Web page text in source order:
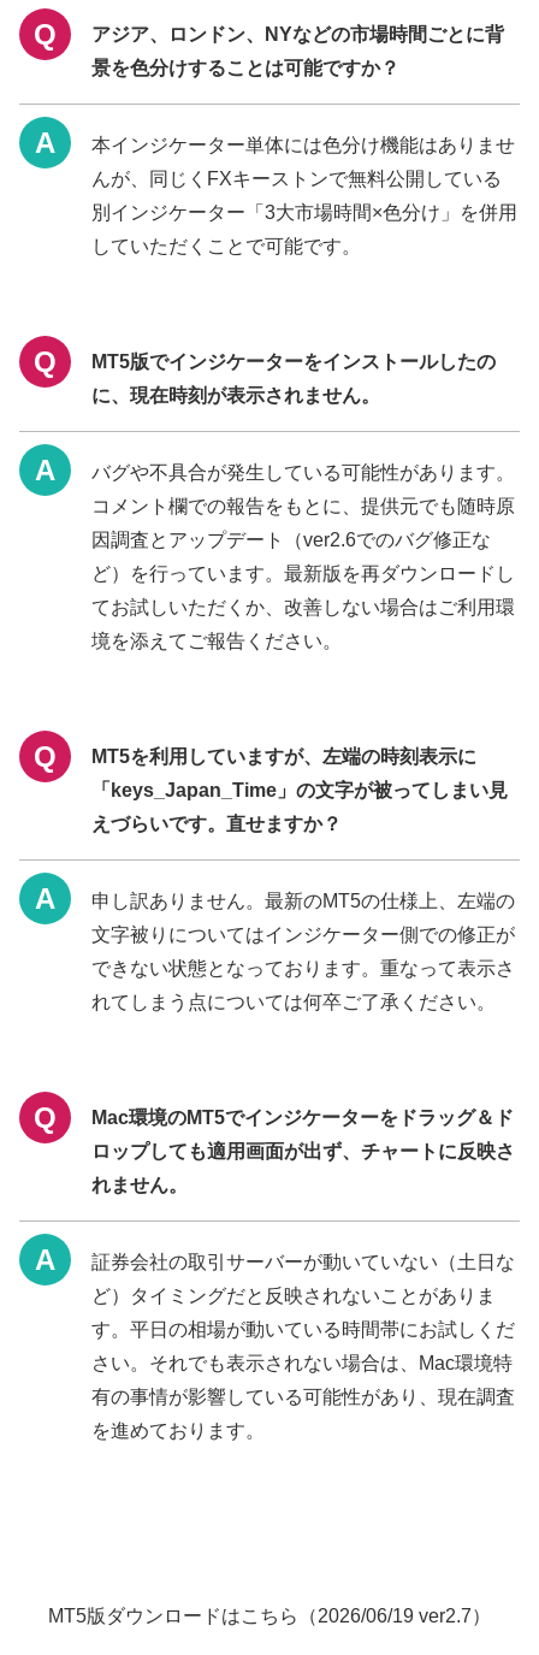
アジア、ロンドン、NYなどの市場時間ごとに背
景を色分けすることは可能ですか？
本インジケーター単体には色分け機能はありませ
んが、同じくFXキーストンで無料公開している
別インジケーター「3大市場時間×色分け」を併用
していただくことで可能です。
MT5版でインジケーターをインストールしたの
に、現在時刻が表示されません。
バグや不具合が発生している可能性があります。
コメント欄での報告をもとに、提供元でも随時原
因調査とアップデート（ver2.6でのバグ修正な
ど）を行っています。最新版を再ダウンロードし
てお試しいただくか、改善しない場合はご利用環
境を添えてご報告ください。
MT5を利用していますが、左端の時刻表示に
「keys_Japan_Time」の文字が被ってしまい見
えづらいです。直せますか？
申し訳ありません。最新のMT5の仕様上、左端の
文字被りについてはインジケーター側での修正が
できない状態となっております。重なって表示さ
れてしまう点については何卒ご了承ください。
Mac環境のMT5でインジケーターをドラッグ＆ド
ロップしても適用画面が出ず、チャートに反映さ
れません。
証券会社の取引サーバーが動いていない（土日な
ど）タイミングだと反映されないことがありま
す。平日の相場が動いている時間帯にお試しくだ
さい。それでも表示されない場合は、Mac環境特
有の事情が影響している可能性があり、現在調査
を進めております。
MT5版ダウンロードはこちら（2026/06/19 ver2.7）